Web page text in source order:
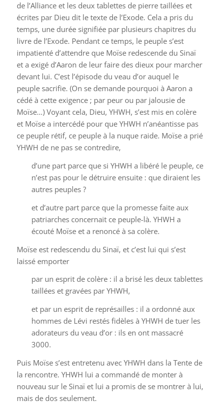
de l’Alliance et les deux tablettes de pierre taillées et
écrites par Dieu dit le texte de l’Exode. Cela a pris du
temps, une durée signifiée par plusieurs chapitres du
livre de l’Exode. Pendant ce temps, le peuple s’est
impatienté d’attendre que Moïse redescende du Sinaï
et a exigé d’Aaron de leur faire des dieux pour marcher
devant lui. C’est l’épisode du veau d’or auquel le
peuple sacrifie. (On se demande pourquoi à Aaron a
cédé à cette exigence ; par peur ou par jalousie de
Moïse…) Voyant cela, Dieu, YHWH, s’est mis en colère
et Moïse a intercédé pour que YHWH n’anéantisse pas
ce peuple rétif, ce peuple à la nuque raide. Moïse a prié
YHWH de ne pas se contredire,
d’une part parce que si YHWH a libéré le peuple, ce
n’est pas pour le détruire ensuite : que diraient les
autres peuples ?
et d’autre part parce que la promesse faite aux
patriarches concernait ce peuple-là. YHWH a
écouté Moïse et a renoncé à sa colère.
Moïse est redescendu du Sinaï, et c’est lui qui s’est
laissé emporter
par un esprit de colère : il a brisé les deux tablettes
taillées et gravées par YHWH,
et par un esprit de représailles : il a ordonné aux
hommes de Lévi restés fidèles à YHWH de tuer les
adorateurs du veau d’or : ils en ont massacré
3000.
Puis Moïse s’est entretenu avec YHWH dans la Tente de
la rencontre. YHWH lui a commandé de monter à
nouveau sur le Sinaï et lui a promis de se montrer à lui,
mais de dos seulement.